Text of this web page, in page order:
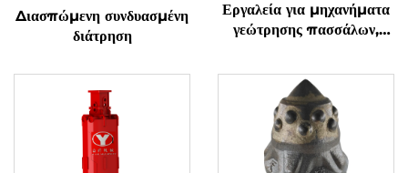
Διασπώμενη συνδυασμένη
διάτρηση
Εργαλεία για μηχανήματα
γεώτρησης πασσάλων,
βράχους (βράχος & έδαφος)